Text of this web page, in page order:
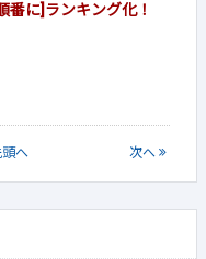
番に]ランキング化！
頭へ 次へ